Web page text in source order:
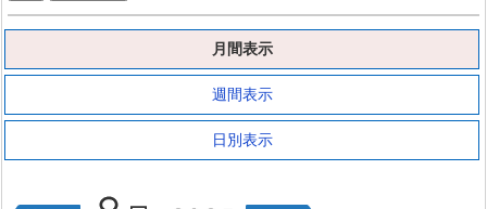
月間表示
週間表示
日別表示